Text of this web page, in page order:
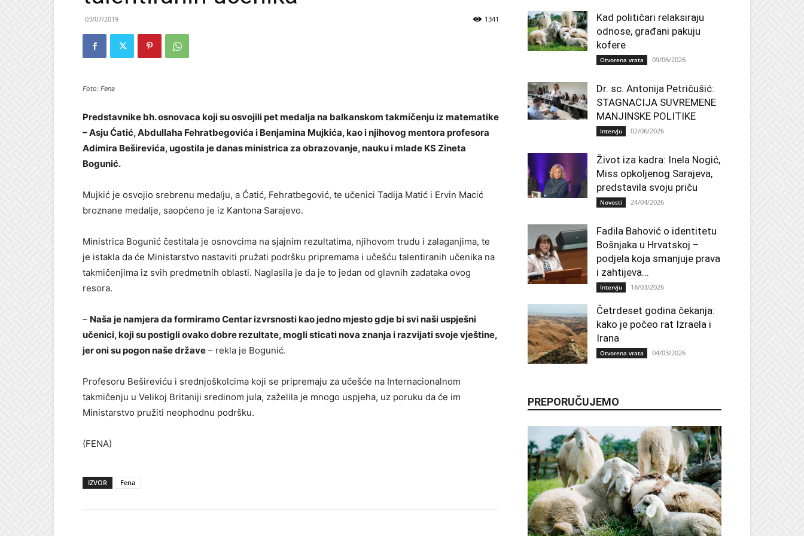
03/07/2019 1341
Foto: Fena
Predstavnike bh. osnovaca koji su osvojili pet medalja na balkanskom takmičenju iz matematike
– Asju Ćatić, Abdullaha Fehratbegovića i Benjamina Mujkića, kao i njihovog mentora profesora
Adimira Beširevića, ugostila je danas ministrica za obrazovanje, nauku i mlade KS Zineta
Bogunić.
Mujkić je osvojio srebrenu medalju, a Ćatić, Fehratbegović, te učenici Tadija Matić i Ervin Macić
broznane medalje, saopćeno je iz Kantona Sarajevo.
Ministrica Bogunić čestitala je osnovcima na sjajnim rezultatima, njihovom trudu i zalaganjima, te
je istakla da će Ministarstvo nastaviti pružati podršku pripremama i učešću talentiranih učenika na
takmičenjima iz svih predmetnih oblasti. Naglasila je da je to jedan od glavnih zadataka ovog
resora.
– Naša je namjera da formiramo Centar izvrsnosti kao jedno mjesto gdje bi svi naši uspješni
učenici, koji su postigli ovako dobre rezultate, mogli sticati nova znanja i razvijati svoje vještine,
jer oni su pogon naše države – rekla je Bogunić.
Profesoru Bešireviću i srednjoškolcima koji se pripremaju za učešće na Internacionalnom
takmičenju u Velikoj Britaniji sredinom jula, zaželila je mnogo uspjeha, uz poruku da će im
Ministarstvo pružiti neophodnu podršku.
(FENA)
IZVOR Fena
Kad političari relaksiraju
odnose, građani pakuju
kofere
Otvorena vrata 09/06/2026
Dr. sc. Antonija Petričušić:
STAGNACIJA SUVREMENE
MANJINSKE POLITIKE
Intervju 02/06/2026
Život iza kadra: Inela Nogić,
Miss opkoljenog Sarajeva,
predstavila svoju priču
Novosti 24/04/2026
Fadila Bahović o identitetu
Bošnjaka u Hrvatskoj –
podjela koja smanjuje prava
i zahtijeva...
Intervju 18/03/2026
Četrdeset godina čekanja:
kako je počeo rat Izraela i
Irana
Otvorena vrata 04/03/2026
PREPORUČUJEMO